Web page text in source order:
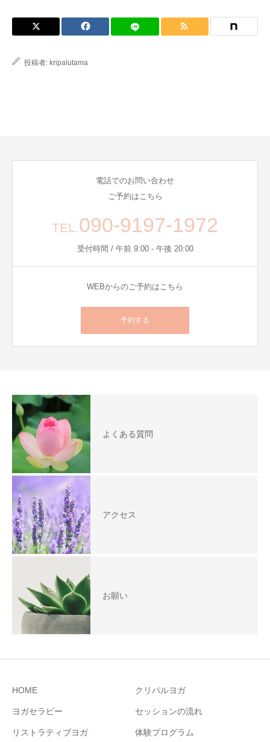
投稿者: kripalutama
電話でのお問い合わせ
ご予約はこちら
TEL.090-9197-1972
受付時間 / 午前 9:00 - 午後 20:00
WEBからのご予約はこちら
予約する
よくある質問
アクセス
お願い
HOME クリパルヨガ
ヨガセラピー セッションの流れ
リストラティブヨガ 体験プログラム